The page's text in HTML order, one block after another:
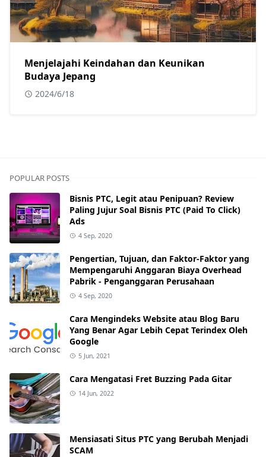
Menjelajahi Keindahan dan Keunikan
Budaya Jepang
2024/6/18
POPULAR POSTS
Bisnis PTC, Legit atau Penipuan? Review
Paling Jujur Soal Bisnis PTC (Paid To Click)
Ads
4 Sep, 2020
Pengertian, Tujuan, dan Faktor-Faktor yang
Mempengaruhi Anggaran Biaya Overhead
Pabrik - Penganggaran Perusahaan
4 Sep, 2020
Cara Mengindeks Website atau Blog Baru
Yang Benar Agar Lebih Cepat Terindex Oleh
Google
5 Jun, 2021
Cara Mengatasi Fret Buzzing Pada Gitar
14 Jun, 2022
Mensiasati Situs PTC yang Berubah Menjadi
SCAM